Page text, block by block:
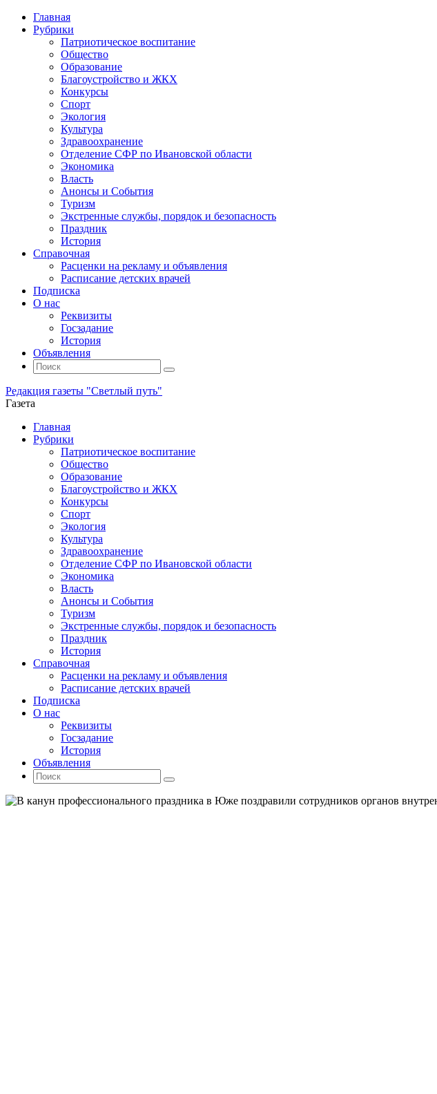
Главная
Рубрики
Патриотическое воспитание
Общество
Образование
Благоустройство и ЖКХ
Конкурсы
Спорт
Экология
Культура
Здравоохранение
Отделение СФР по Ивановской области
Экономика
Власть
Анонсы и События
Туризм
Экстренные службы, порядок и безопасность
Праздник
История
Справочная
Расценки на рекламу и объявления
Расписание детских врачей
Подписка
О нас
Реквизиты
Госзадание
История
Объявления
Поиск
Искать:
Поиск
Редакция газеты "Светлый путь"
Газета
Промотать
содержимому
Главная
Рубрики
Патриотическое воспитание
Общество
Образование
Благоустройство и ЖКХ
Конкурсы
Спорт
Экология
Культура
Здравоохранение
Отделение СФР по Ивановской области
Экономика
Власть
Анонсы и События
Туризм
Экстренные службы, порядок и безопасность
Праздник
История
Справочная
Расценки на рекламу и объявления
Расписание детских врачей
Подписка
О нас
Реквизиты
Госзадание
История
Объявления
Поиск
Искать:
Поиск